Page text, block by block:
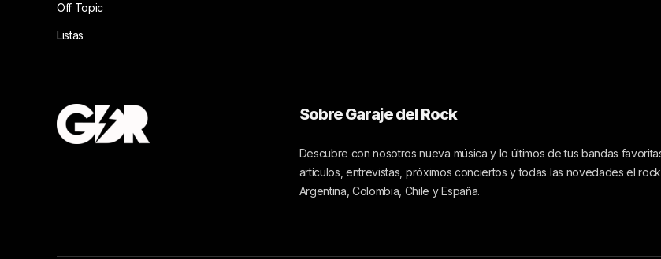
Off Topic
Listas
Sobre Garaje del Rock
Descubre con nosotros nueva música y lo últimos de tus bandas
artículos, entrevistas, próximos conciertos y todas las novedades el
Argentina, Colombia, Chile y España.